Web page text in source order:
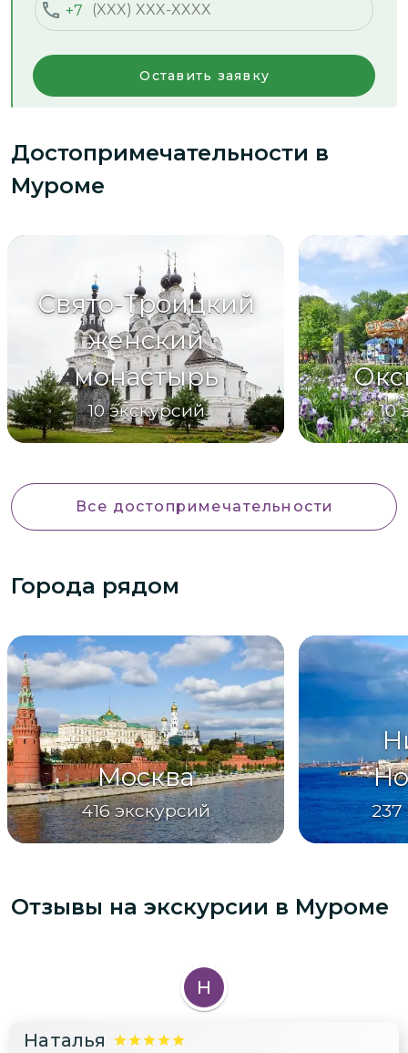
+7
Оставить заявку
Достопримечательности в
Муроме
Свято-Троицкий
женский
монастырь
10 экскурсий 10
Все достопримечательности
Города рядом
Москва
416 экскурсий 237
Отзывы на экскурсии в Муроме
Н
Наталья